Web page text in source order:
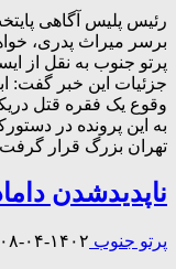
رئیس پلیس آگاهی
برسر میراث پدری،
پرتو جنوب به نقل از
جزئیات این خبر گفت:
وقوع یک فقره قتل
به این پرونده در
تهران بزرگ قرار
ناپدیدشدن
پرتو جنوب ۱۴۰۲-۰۴-۰۸